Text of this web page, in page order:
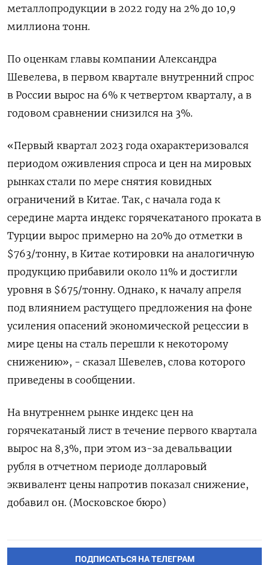
металлопродукции в 2022 году на 2% до 10,9
миллиона тонн.
По оценкам главы компании Александра
Шевелева, в первом квартале внутренний спрос
в России вырос на 6% к четвертом кварталу, а в
годовом сравнении снизился на 3%.
«Первый квартал 2023 года охарактеризовался
периодом оживления спроса и цен на мировых
рынках стали по мере снятия ковидных
ограничений в Китае. Так, с начала года к
середине марта индекс горячекатаного проката в
Турции вырос примерно на 20% до отметки в
$763/тонну, в Китае котировки на аналогичную
продукцию прибавили около 11% и достигли
уровня в $675/тонну. Однако, к началу апреля
под влиянием растущего предложения на фоне
усиления опасений экономической рецессии в
мире цены на сталь перешли к некоторому
снижению», - сказал Шевелев, слова которого
приведены в сообщении.
На внутреннем рынке индекс цен на
горячекатаный лист в течение первого квартала
вырос на 8,3%, при этом из-за девальвации
рубля в отчетном периоде долларовый
эквивалент цены напротив показал снижение,
добавил он. (Московское бюро)
ПОДПИСАТЬСЯ НА ТЕЛЕГРАМ